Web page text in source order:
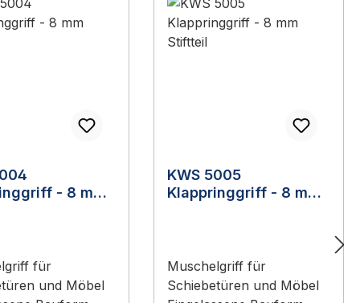
- 8 mm
für
und Möbel
KWS 5005
Klappringgriff - 8 mm
Muschelgriff für
Schiebetüren und Möbel